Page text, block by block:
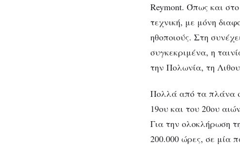
The
σαν
Reymont. Όπως και στο
τεχνική, με μόνη
ηθοποιούς. Στη
συγκεκριμένα, η
την Πολωνία, τη
Πολλά από τα πλάνα
19ου και του 20ου
Για την ολοκλήρωση
200.000 ώρες, σε μία